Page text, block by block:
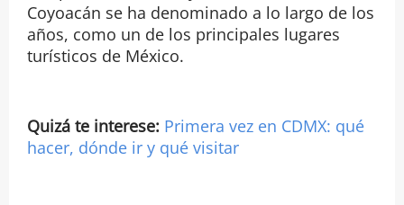
Coyoacán se ha denominado a lo largo de los
años, como un de los principales lugares
turísticos de México.
Quizá te interese: Primera vez en CDMX: qué
hacer, dónde ir y qué visitar